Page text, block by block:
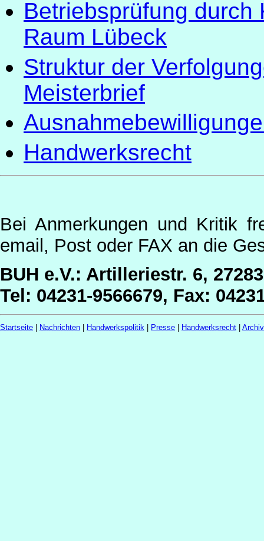
Betriebsprüfung durch
Raum Lübeck
Struktur der
Meisterbrief
Handwerksrecht
Bei Anmerkungen und Kritik
email, Post oder FAX an die
BUH e.V.: Artilleriestr. 6,
Tel: 04231-9566679, Fax:
Startseite | Nachrichten | Handwerkspolitik | Presse | Handwerksrecht |